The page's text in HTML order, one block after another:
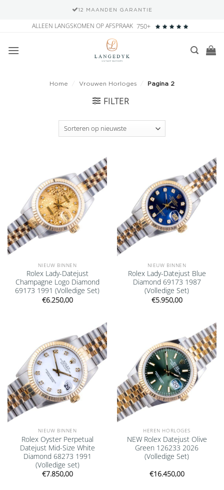
VEILIGE BETAALMETHODEN
inhoud
ALLEEN LANGSKOMEN OP AFSPRAAK 750+
Home Vrouwen Horloges Pagina 2
FILTER
Add to
wishlist
NIEUW BINNEN
Rolex Lady-Datejust
Champagne Logo Diamond
69173 1991 (Volledige Set)
€6.250,00
Add to
wishlist
NIEUW BINNEN
Rolex Lady-Datejust Blue
Diamond 69173 1987
(Volledige Set)
€5.950,00
Add to
wishlist
NIEUW BINNEN
Rolex Oyster Perpetual
Datejust Mid-Size White
Diamond 68273 1991
(Volledige set)
€7.850,00
Add to
wishlist
HEREN HORLOGES
NEW Rolex Datejust Olive
Green 126233 2026
(Volledige Set)
€16.450,00